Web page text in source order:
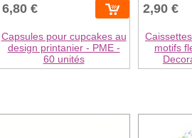
6,80 €
Capsules pour cupcakes au
design printanier - PME -
60 unités
2,90 €
motifs